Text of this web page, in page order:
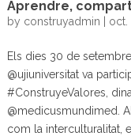
Aprendre,
by construyadmin oct.
Els dies 30 de
@ujiuniversitat va
#ConstruyeValores,
@medicusmundimed.
com la interculturalitat,